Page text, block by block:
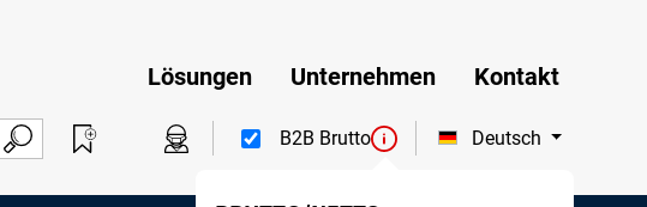
Lösungen Unternehmen Kontakt
B2B Brutto Deutsch